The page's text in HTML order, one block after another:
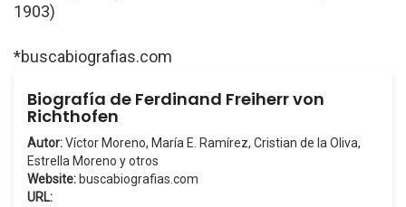
1903)
*buscabiografias.com
Biografía de Ferdinand Freiherr von
Richthofen
Autor:Víctor Moreno, María E. Ramírez, Cristian de la Oliva,
Estrella Moreno y otros
Website: buscabiografias.com
URL: